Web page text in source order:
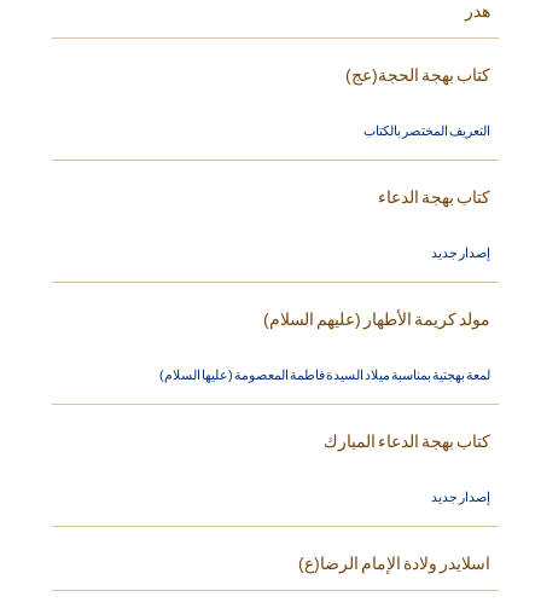
هدر
كتاب بهجة الحجة(عج)
التعريف المختصر بالكتاب
كتاب بهجة الدعاء
إصدار جديد
مولد كريمة الأطهار (عليهم السلام)
لمعة بهجتية بمناسبة ميلاد السيدة فاطمة المعصومة (عليها السلام)
كتاب بهجة الدعاء المبارك
إصدار جديد
اسلايدر ولادة الإمام الرضا(ع)